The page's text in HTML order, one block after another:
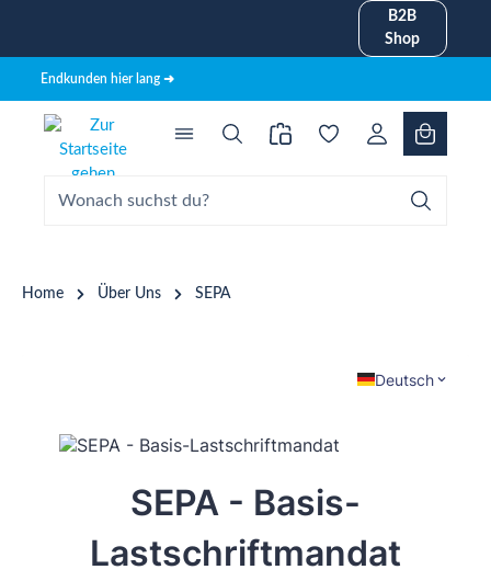
B2B
Shop
Endkunden hier lang ➜
Home Über Uns SEPA